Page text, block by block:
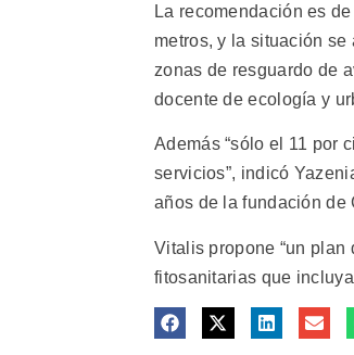
La recomendación es
metros, y la situación
zonas de resguardo de
docente de ecología y
Además “sólo el 11 por
servicios”, indicó
años de la fundación de
Vitalis propone “un plan
fitosanitarias que